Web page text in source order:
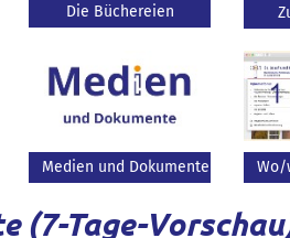
Die Büchereien
Medien und Dokumente Wo/
(7-Tage-